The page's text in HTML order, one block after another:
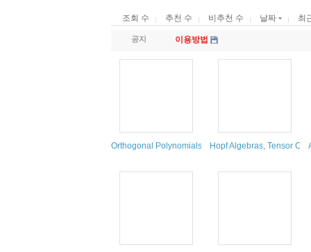
조회 수 추천 수 비추천 수 날짜 최
공지 이용방법
Orthogonal Polynomials and Linear Functionals :
Hopf Algebras, Tensor